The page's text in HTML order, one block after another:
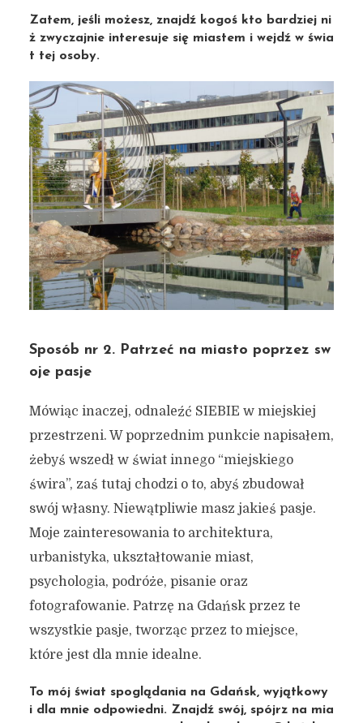
Zatem, jeśli możesz, znajdź kogoś kto bardziej ni
ż zwyczajnie interesuje się miastem i wejdź w świa
t tej osoby.
Sposób nr 2. Patrzeć na miasto poprzez sw
oje pasje
Mówiąc inaczej, odnaleźć SIEBIE w miejskiej
przestrzeni. W poprzednim punkcie napisałem,
żebyś wszedł w świat innego “miejskiego
świra”, zaś tutaj chodzi o to, abyś zbudował
swój własny. Niewątpliwie masz jakieś pasje.
Moje zainteresowania to architektura,
urbanistyka, ukształtowanie miast,
psychologia, podróże, pisanie oraz
fotografowanie. Patrzę na Gdańsk przez te
wszystkie pasje, tworząc przez to miejsce,
które jest dla mnie idealne.
To mój świat spoglądania na Gdańsk, wyjątkowy
i dla mnie odpowiedni. Znajdź swój, spójrz na mia